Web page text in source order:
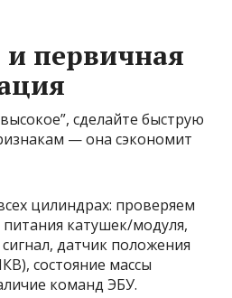
первичная
сделайте быструю
— она сэкономит
цилиндрах: проверяем
катушек/модуля,
датчик положения
состояние массы
команд ЭБУ.